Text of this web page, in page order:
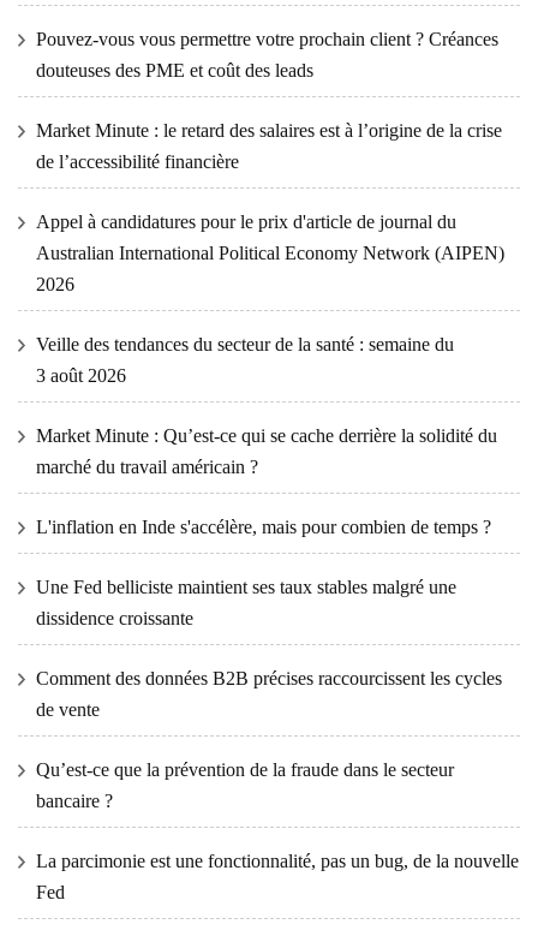
Pouvez-vous vous permettre votre prochain client ? Créances
douteuses des PME et coût des leads
Market Minute : le retard des salaires est à l’origine de la crise
de l’accessibilité financière
Appel à candidatures pour le prix d'article de journal du
Australian International Political Economy Network (AIPEN)
2026
Veille des tendances du secteur de la santé : semaine du
3 août 2026
Market Minute : Qu’est-ce qui se cache derrière la solidité du
marché du travail américain ?
L'inflation en Inde s'accélère, mais pour combien de temps ?
Une Fed belliciste maintient ses taux stables malgré une
dissidence croissante
Comment des données B2B précises raccourcissent les cycles
de vente
Qu’est-ce que la prévention de la fraude dans le secteur
bancaire ?
La parcimonie est une fonctionnalité, pas un bug, de la nouvelle
Fed